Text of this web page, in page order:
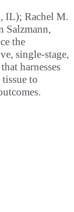
IL); Rachel M.
Salzmann,
the
single-stage,
harnesses
to